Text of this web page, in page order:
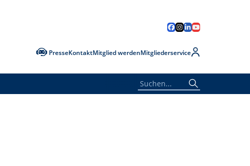
PresseKontaktMitglied werdenMitgliederservice